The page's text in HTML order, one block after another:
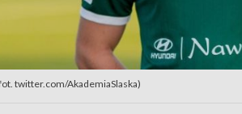
twitter.com/AkademiaSlaska)